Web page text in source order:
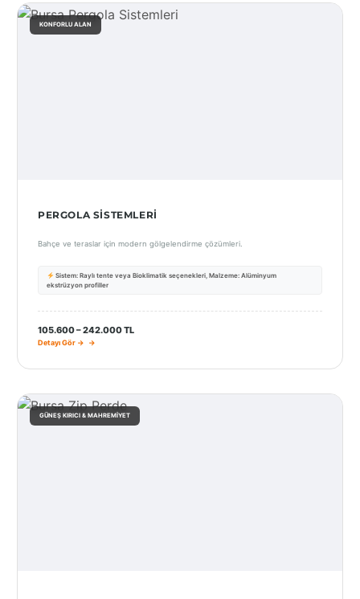
KONFORLU ALAN
PERGOLA SISTEMLERI
Bahçe ve teraslar için modern gölgelendirme çözümleri.
Sistem: Raylı tente veya Bioklimatik seçenekleri, Malzeme: Alüminyum
ekstrüzyon profiller
105.600 – 242.000 TL
Detayı Gör →
GÜNEŞ KIRICI & MAHREMIYET